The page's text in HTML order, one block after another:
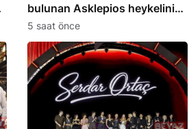
bulunan Asklepios heykelini
duyurdu
5 saat önce